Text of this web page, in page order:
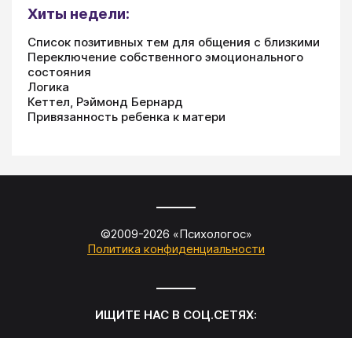
Хиты недели:
Список позитивных тем для общения с близкими
Переключение собственного эмоционального
состояния
Логика
Кеттел, Рэймонд Бернард
Привязанность ребенка к матери
©2009-2026 «Психологос»
Политика конфиденциальности
ИЩИТЕ НАС В СОЦ.СЕТЯХ: